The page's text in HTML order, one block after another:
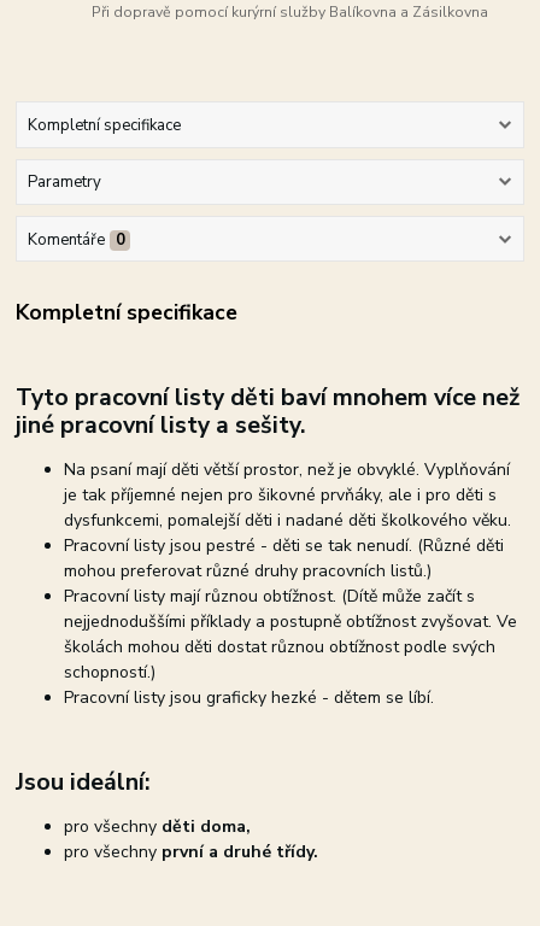
Při dopravě pomocí kurýrní služby Balíkovna a Zásilkovna
Kompletní specifikace
Parametry
Komentáře 0
Kompletní specifikace
Tyto pracovní listy děti baví mnohem více než
jiné pracovní listy a sešity.
Na psaní mají děti větší prostor, než je obvyklé. Vyplňování
je tak příjemné nejen pro šikovné prvňáky, ale i pro děti s
dysfunkcemi, pomalejší děti i nadané děti školkového věku.
Pracovní listy jsou pestré - děti se tak nenudí. (Různé děti
mohou preferovat různé druhy pracovních listů.)
Pracovní listy mají různou obtížnost. (Dítě může začít s
nejjednoduššími příklady a postupně obtížnost zvyšovat. Ve
školách mohou děti dostat různou obtížnost podle svých
schopností.)
Pracovní listy jsou graficky hezké - dětem se líbí.
Jsou ideální:
pro všechny děti doma,
pro všechny první a druhé třídy.